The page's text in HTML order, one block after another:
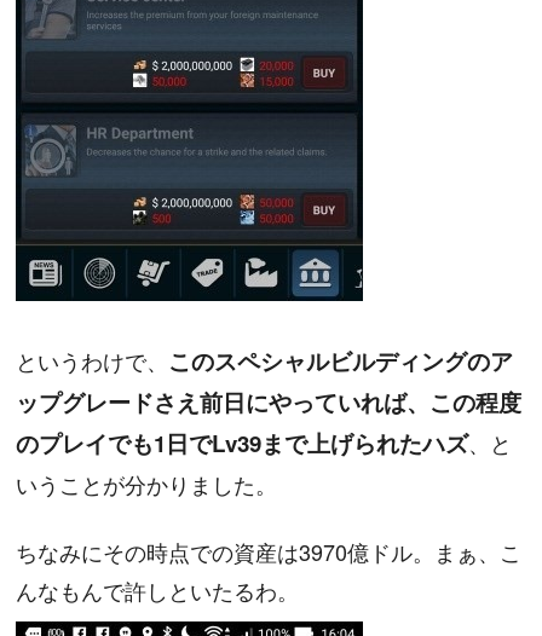
というわけで、 このスペシャルビルディングのア
ップグレードさえ前日にやっていれば、この程度
のプレイでも1日でLv39まで上げられたハズ、と
いうことが分かりました。
ちなみにその時点での資産は3970億ドル。まぁ、こ
んなもんで許しといたるわ。